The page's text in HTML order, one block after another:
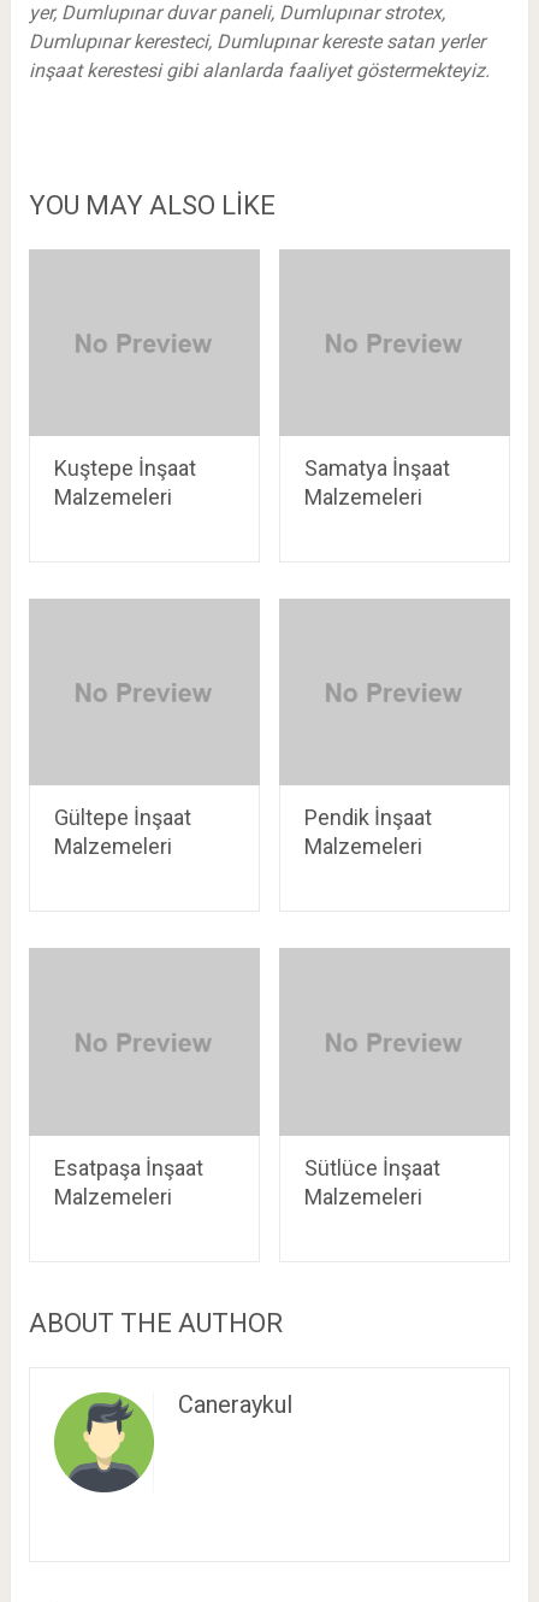
yer, Dumlupınar duvar paneli, Dumlupınar strotex,
Dumlupınar keresteci, Dumlupınar kereste satan yerler
inşaat kerestesi gibi alanlarda faaliyet göstermekteyiz.
YOU MAY ALSO LIKE
Kuştepe İnşaat
Malzemeleri
Samatya İnşaat
Malzemeleri
Gültepe İnşaat
Malzemeleri
Pendik İnşaat
Malzemeleri
Esatpaşa İnşaat
Malzemeleri
Sütlüce İnşaat
Malzemeleri
ABOUT THE AUTHOR
Caneraykul